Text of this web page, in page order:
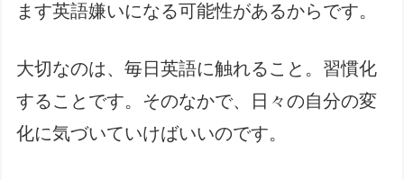
ます英語嫌いになる可能性があるからです。
大切なのは、毎日英語に触れること。習慣化
することです。そのなかで、日々の自分の変
化に気づいていけばいいのです。